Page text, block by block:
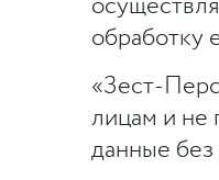
обработку
«Зест-
лицам и не
данные без